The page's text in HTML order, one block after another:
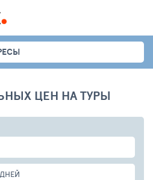
ЦЕН НА ТУРЫ